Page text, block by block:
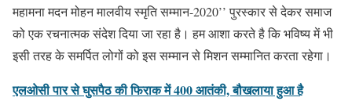
महामना मदन मोहन मालवीय स्मृति सम्मान-2020’’ पुरस्कार से देकर समाज
को एक रचनात्मक संदेश दिया जा रहा है। हम आशा करते है कि भविष्य में भी
इसी तरह के समर्पित लोगों को इस सम्मान से मिशन सम्मानित करता रहेगा।
एलओसी पार से घुसपैठ की फिराक में 400 आतंकी, बौखलाया हुआ है